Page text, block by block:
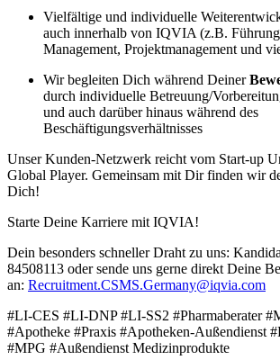
Vielfältige und individuelle
auch innerhalb von IQVIA (z.B.
Management, Projektmanagement und
Wir begleiten Dich während Deiner
durch individuelle Betreuung/
und auch darüber hinaus während des
Beschäftigungsverhältnisses
Unser Kunden-Netzwerk reicht vom Start-up
Global Player. Gemeinsam mit Dir finden wir
Dich!
Starte Deine Karriere mit IQVIA!
Dein besonders schneller Draht zu uns:
84508113 oder sende uns gerne direkt Deine
an: Recruitment.CSMS.Germany@iqvia.com
#LI-CES #LI-DNP #LI-SS2 #Pharmaberater
#Apotheke #Praxis #Apotheken-Außendienst
#MPG #Außendienst Medizinprodukte